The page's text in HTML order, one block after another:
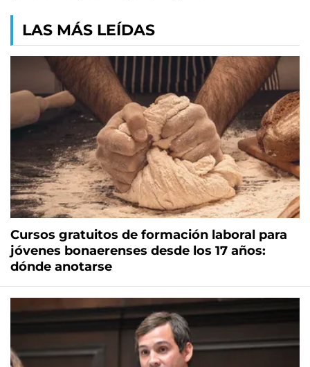
LAS MÁS LEÍDAS
Cursos gratuitos de formación laboral para
jóvenes bonaerenses desde los 17 años:
dónde anotarse